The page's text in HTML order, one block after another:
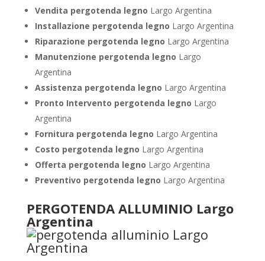
Vendita pergotenda legno Largo Argentina
Installazione pergotenda legno Largo Argentina
Riparazione pergotenda legno Largo Argentina
Manutenzione pergotenda legno Largo
Argentina
Assistenza pergotenda legno Largo Argentina
Pronto Intervento pergotenda legno Largo
Argentina
Fornitura pergotenda legno Largo Argentina
Costo pergotenda legno Largo Argentina
Offerta pergotenda legno Largo Argentina
Preventivo pergotenda legno Largo Argentina
PERGOTENDA ALLUMINIO Largo
Argentina